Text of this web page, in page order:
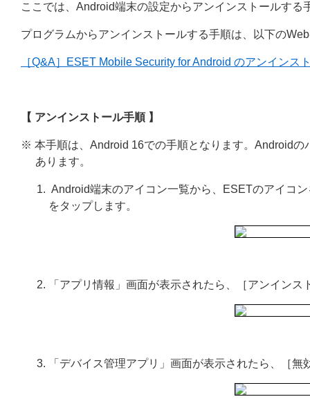
ここでは、Android端末の設定からアンインストールする
プログラムからアンインストールする手順は、以下の
［Q&A］ESET Mobile Security for Android のアンインス
【 アンインストール手順 】
※ 本手順は、Android 16での手順となります。Android
あります。
Android端末のアイコン一覧から、ESETのアイコ
をタップします。
「アプリ情報」画面が表示されたら、［アンイン
「デバイス管理アプリ」画面が表示されたら、［